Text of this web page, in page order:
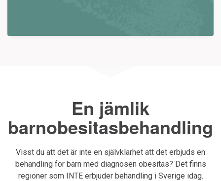
En jämlik
barnobesitasbehandling
Visst du att det är inte en självklarhet att det erbjuds en
behandling för barn med diagnosen obesitas? Det finns
regioner som INTE erbjuder behandling i Sverige idag.